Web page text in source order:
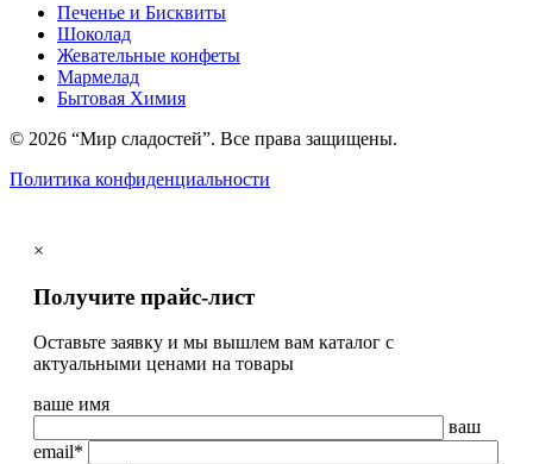
Печенье и Бисквиты
Шоколад
Жевательные конфеты
Мармелад
Бытовая Химия
© 2026 “Мир сладостей”. Все права защищены.
Политика конфиденциальности
×
Получите прайс-лист
Оставьте заявку и мы вышлем вам каталог с
актуальными ценами на товары
ваше имя
ваш
email*